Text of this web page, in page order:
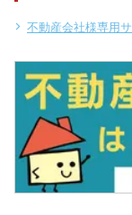
不動産会社様専用